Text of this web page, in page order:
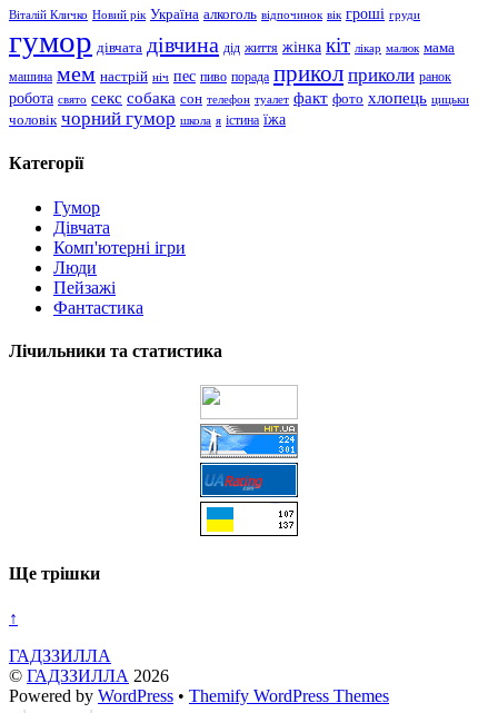
Віталій Кличко Новий рік Україна алкоголь відпочинок вік гроші груди
гумор дівчата дівчина дід життя жінка кіт лікар малюк мама
машина мем настрій ніч пес пиво порада прикол приколи ранок
робота свято секс собака сон телефон туалет факт фото хлопець цицьки
чоловік чорний гумор школа я істина їжа
Категорії
Гумор
Дівчата
Комп'ютерні ігри
Люди
Пейзажі
Фантастика
Лічильники та статистика
Ще трішки
↑
ГАДЗЗИЛЛА
© ГАДЗЗИЛЛА 2026
Powered by WordPress • Themify WordPress Themes